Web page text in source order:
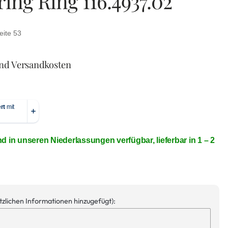
53
Versandkosten
in unseren Niederlassungen verfügbar, lieferbar in 1 – 2
Informationen hinzugefügt):